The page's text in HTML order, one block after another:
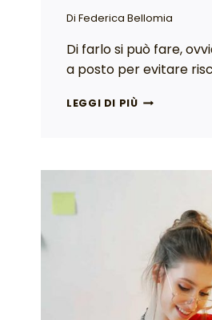
Di Federica Bellomia
Di farlo si può fare,
a posto per evitare
LEGGI DI PIÙ